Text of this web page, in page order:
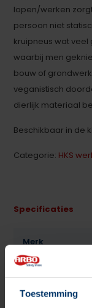
Toestemming
lopen/werken
persoon niet
kruipneus wat
waarbij men
bouw of
veganistisch
dierlijk materiaal
Beschikbaar in de
Categorie: HKS
Specificaties
Merk
Normering
Leest